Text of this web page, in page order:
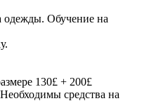
одежды. Обучение на
130£ + 200£
средства на